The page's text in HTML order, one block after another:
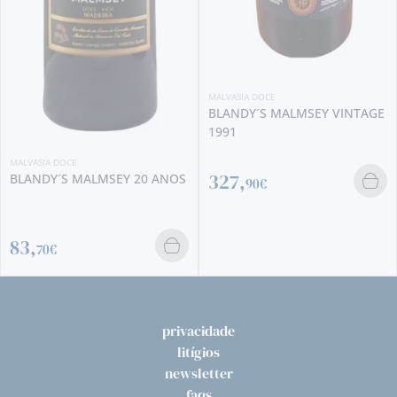
DOCE
MALMSEY 20 ANOS
MALVASIA DOCE
BLANDY´S MALMSEY VINTAGE
327, 90€
privacidade
litígios
newsletter